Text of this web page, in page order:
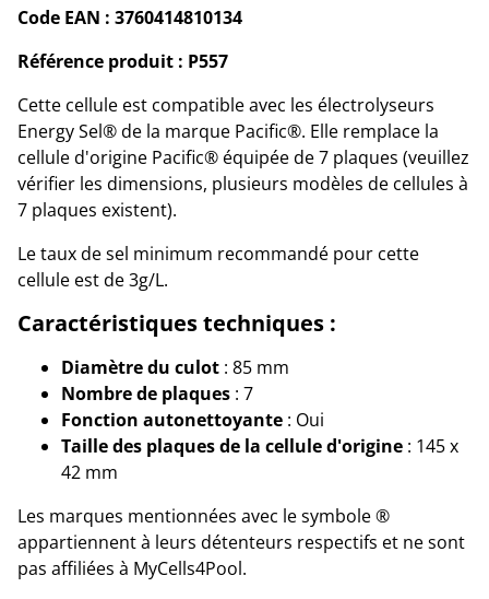
Code EAN : 3760414810134
Référence produit : P557
Cette cellule est compatible avec les électrolyseurs
Energy Sel® de la marque Pacific®. Elle remplace la
cellule d'origine Pacific® équipée de 7 plaques (veuillez
vérifier les dimensions, plusieurs modèles de cellules à
7 plaques existent).
Le taux de sel minimum recommandé pour cette
cellule est de 3g/L.
Caractéristiques techniques :
Diamètre du culot : 85 mm
Nombre de plaques : 7
Fonction autonettoyante : Oui
Taille des plaques de la cellule d'origine : 145 x
42 mm
Les marques mentionnées avec le symbole ®
appartiennent à leurs détenteurs respectifs et ne sont
pas affiliées à MyCells4Pool.